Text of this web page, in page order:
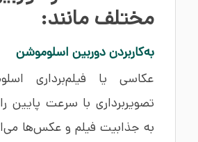
مختلف مانند:
به‌کاربردن دوربین اسلوموشن
عکاسی یا فیلم‌برداری
تصویربرداری با سرعت پایین
به جذابیت فیلم و عکس‌ها